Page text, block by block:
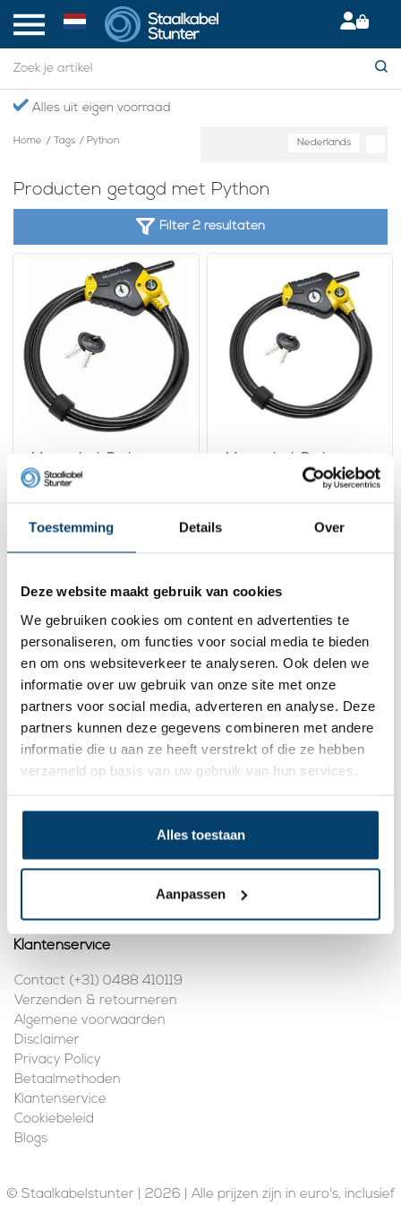
Toestemming Details Over
Deze website maakt gebruik van cookies
We gebruiken cookies om content en advertenties te
personaliseren, om functies voor social media te bieden
en om ons websiteverkeer te analyseren. Ook delen we
informatie over uw gebruik van onze site met onze
partners voor social media, adverteren en analyse. Deze
partners kunnen deze gegevens combineren met andere
informatie die u aan ze heeft verstrekt of die ze hebben
verzameld op basis van uw gebruik van hun services.
Alles toestaan
Aanpassen
Alles uit eigen voorraad
Home / Tags / Python Nederlands
Producten getagd met Python
Filter 2 resultaten
Kabelslot 180cm
Bekijk product
Op voorraad
Kabelslot 450cm
Bekijk product
Contact
Adres:Dalwagenseweg 91 4043MV Opheusden
E-mail: info@staalkabelstunter.com
Telefoonnummer: +31488410119
KVK nummer:
78463092
BTW nummer:
Registreren
Klantenservice
Contact (+31) 0488 410119
Verzenden & retourneren
Algemene voorwaarden
Disclaimer
Privacy Policy
Betaalmethoden
Klantenservice
Cookiebeleid
Blogs
© Staalkabelstunter | 2026 | Alle prijzen zijn in euro's, inclusief